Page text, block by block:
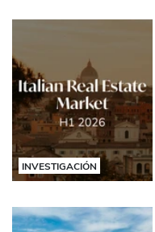
INVESTIGACIÓN